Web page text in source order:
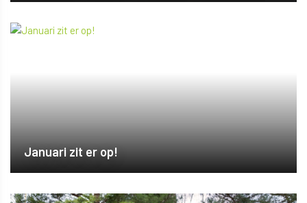
Januari zit er op!